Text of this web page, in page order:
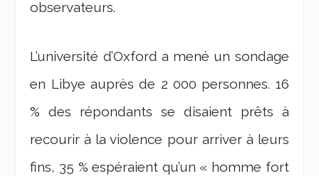
observateurs.
L’université d’Oxford a mené un sondage
en Libye auprès de 2 000 personnes. 16
% des répondants se disaient prêts à
recourir à la violence pour arriver à leurs
fins, 35 % espéraient qu’un « homme fort